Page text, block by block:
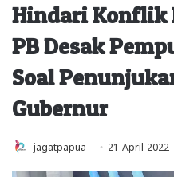
Hindari Konflik
PB Desak
Soal
Gubernur
jagatpapua 21 April 2022